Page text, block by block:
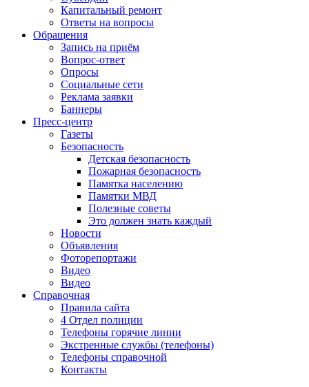
Капитальный ремонт
Ответы на вопросы
Обращения
Запись на приём
Вопрос-ответ
Опросы
Социальные сети
Реклама заявки
Баннеры
Пресс-центр
Газеты
Безопасность
Детская безопасность
Пожарная безопасность
Памятка населению
Памятки МВД
Полезные советы
Это должен знать каждый
Новости
Объявления
Фоторепортажи
Видео
Видео
Справочная
Правила сайта
4 Отдел полиции
Телефоны горячие линии
Экстренные службы (телефоны)
Телефоны справочной
Контакты